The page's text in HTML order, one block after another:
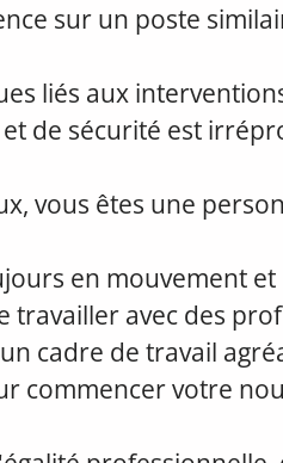
sur un poste
liés aux
de sécurité est
vous êtes une
en mouvement
travailler avec des
cadre de travail
commencer votre